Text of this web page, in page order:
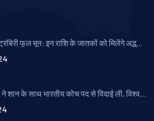
फुल मून: इन राशि के जातकों को मिलेंगे अद्भुत
शान के साथ भारतीय कोच पद से विदाई ली, विश्व